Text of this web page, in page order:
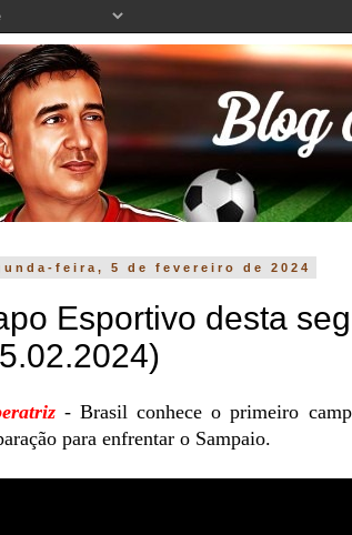
feira, 5 de fevereiro de 2024
Esportivo desta
- Brasil conhece o primeiro
para enfrentar o Sampaio.